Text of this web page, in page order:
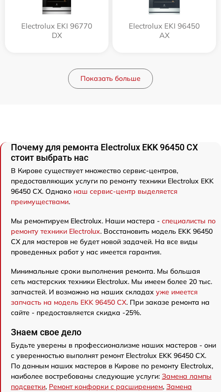
Electrolux EKI 96770
DX
Electrolux EKI 96450
AX
Показать больше
Почему для ремонта Electrolux EKK 96450 CX
стоит выбрать нас
В Кирове существует множество сервис-центров,
предоставляющих услуги по ремонту техники Electrolux EKK
96450 CX. Однако наш сервис-центр выделяется
преимуществами.
Мы ремонтируем Electrolux. Наши мастера - специалисты по
ремонту техники Electrolux. Восстановить модель EKK 96450
CX для мастеров не будет новой задачей. На все виды
проведенных работ у нас имеется гарантия.
Минимальные сроки выполнения ремонта. Мы большая
сеть мастерских техники Electrolux. Мы имеем более 20 тыс.
запчастей. И возможно на наших складах уже имеется
запчасть на модель EKK 96450 CX. При заказе ремонта на
сайте - предоставляется скидка -25%.
Знаем свое дело
Будьте уверены в профессионализме наших мастеров - они
с уверенностью выполнят ремонт Electrolux EKK 96450 CX.
По данным наших мастеров в Кирове по ремонту Electrolux,
наиболее востребованы следующие услуги: Замена лампы
подсветки, Ремонт конфорки с расширением, Замена